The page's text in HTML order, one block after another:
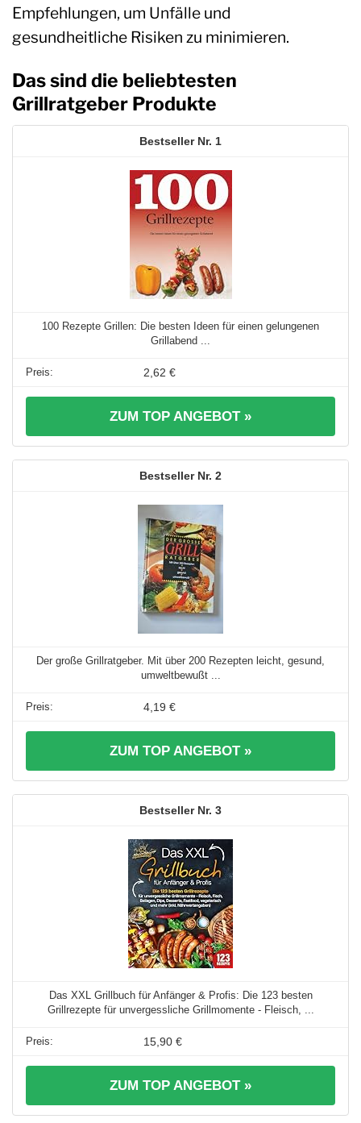
Empfehlungen, um Unfälle und
gesundheitliche Risiken zu minimieren.
Das sind die beliebtesten
Grillratgeber Produkte
1
100 Rezepte Grillen: Die besten Ideen für einen gelungenen
Grillabend ...
2,62 €
ZUM TOP ANGEBOT »
2
Der große Grillratgeber. Mit über 200 Rezepten leicht, gesund,
umweltbewußt ...
4,19 €
ZUM TOP ANGEBOT »
3
Das XXL Grillbuch für Anfänger & Profis: Die 123 besten
Grillrezepte für unvergessliche Grillmomente - Fleisch, ...
15,90 €
ZUM TOP ANGEBOT »